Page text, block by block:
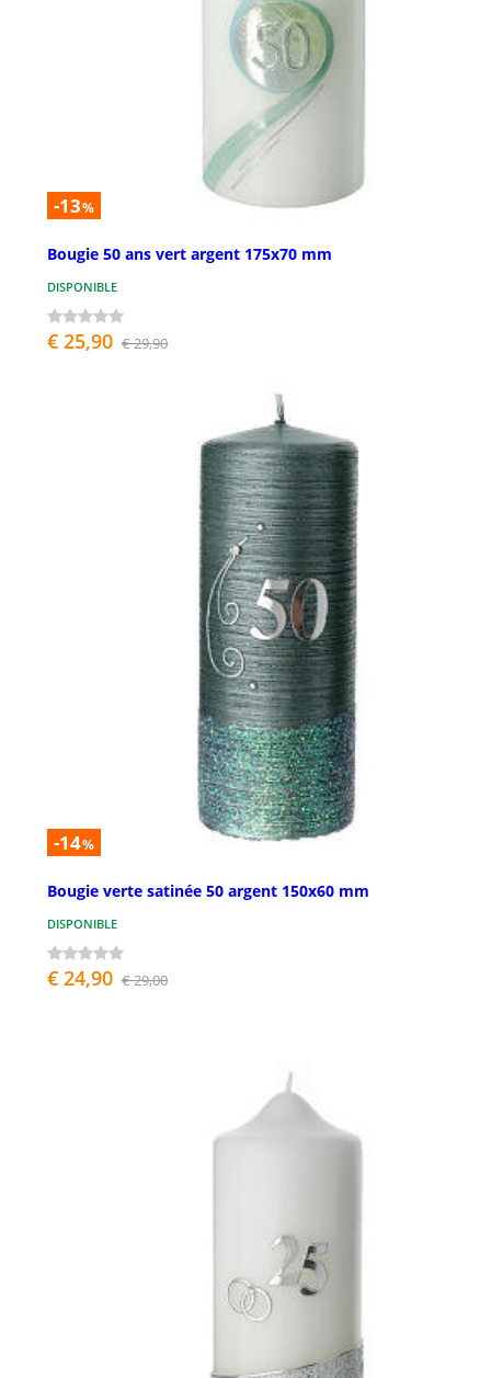
-13%
Bougie 50 ans vert argent 175x70 mm
DISPONIBLE
€ 25,90 € 29,90
-14%
Bougie verte satinée 50 argent 150x60 mm
DISPONIBLE
€ 24,90 € 29,00